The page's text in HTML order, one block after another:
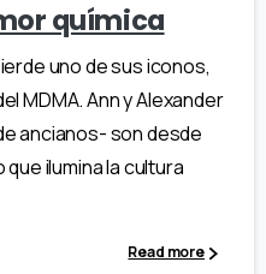
química
uno de sus iconos,
MDMA. Ann y Alexander
ancianos- son desde
ilumina la cultura
Read more